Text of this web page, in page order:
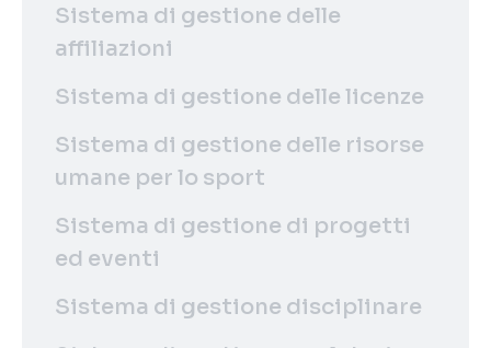
Sistema di gestione delle
affiliazioni
Sistema di gestione delle licenze
Sistema di gestione delle risorse
umane per lo sport
Sistema di gestione di progetti
ed eventi
Sistema di gestione disciplinare